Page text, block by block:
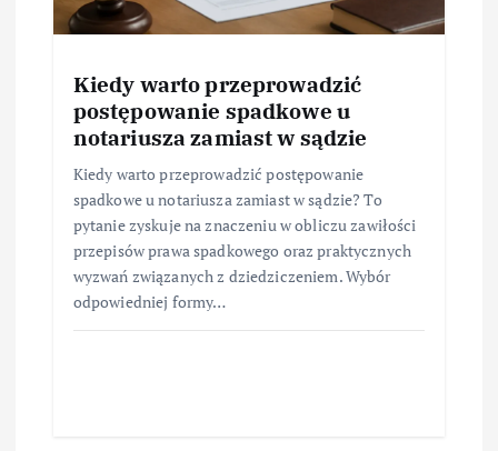
Kiedy warto przeprowadzić
postępowanie spadkowe u
notariusza zamiast w sądzie
Kiedy warto przeprowadzić postępowanie
spadkowe u notariusza zamiast w sądzie? To
pytanie zyskuje na znaczeniu w obliczu zawiłości
przepisów prawa spadkowego oraz praktycznych
wyzwań związanych z dziedziczeniem. Wybór
odpowiedniej formy…